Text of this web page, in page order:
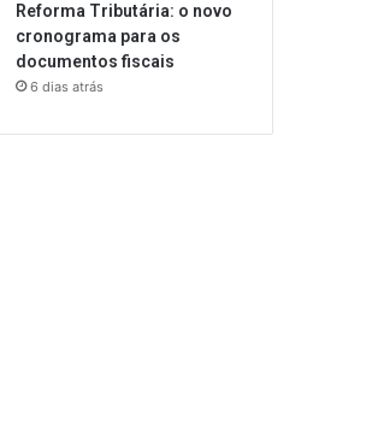
Reforma Tributária: o novo
cronograma para os
documentos fiscais
6 dias atrás